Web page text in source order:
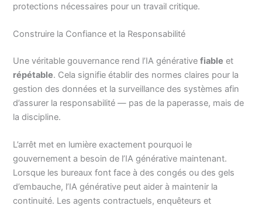
protections nécessaires pour un travail critique.
Construire la Confiance et la Responsabilité
Une véritable gouvernance rend l’IA générativefiable et
répétable. Cela signifie établir des normes claires pour la
gestion des données et la surveillance des systèmes afin
d’assurer la responsabilité — pas de la paperasse, mais de
la discipline.
L’arrêt met en lumière exactement pourquoi le
gouvernement a besoin de l’IA générative maintenant.
Lorsque les bureaux font face à des congés ou des gels
d’embauche, l’IA générative peut aider à maintenir la
continuité. Les agents contractuels, enquêteurs et